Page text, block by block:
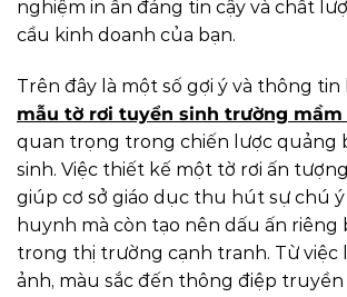
nghiệm in ấn đáng tin cậy và chất
cầu kinh doanh của bạn.
Trên đây là một số gợi ý và thông
mẫu tờ rơi tuyển sinh trường mầm
quan trọng trong chiến lược quảng
sinh. Việc thiết kế một tờ rơi ấn
giúp cơ sở giáo dục thu hút sự chú
huynh mà còn tạo nên dấu ấn riêng
trong thị trường cạnh tranh. Từ việc
ảnh, màu sắc đến thông điệp